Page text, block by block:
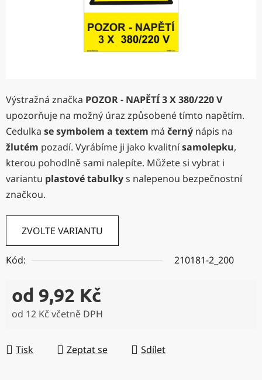
Výstražná značka POZOR - NAPĚTÍ 3 X 380/220 V
upozorňuje na možný úraz způsobené tímto napětím.
Cedulka se symbolem a textem má černý nápis na
žlutém pozadí. Vyrábíme ji jako kvalitnísamolepku,
kterou pohodlně sami nalepíte. Můžete si vybrat i
variantu plastové tabulkys nalepenou bezpečnostní
značkou.
ZVOLTE VARIANTU
Kód: 210181-2_200
od 9,92 Kč
od 12 Kč včetně DPH
Tisk
Zeptat se Sdílet